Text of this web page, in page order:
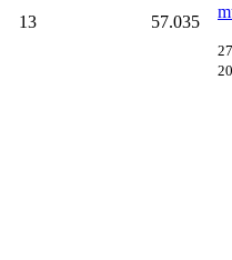
13 57.035